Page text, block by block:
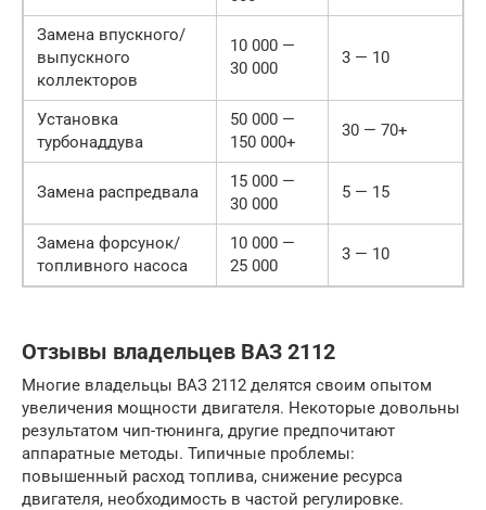
Замена впускного/
выпускного
коллекторов
10 000 —
30 000
3 — 10
Установка
турбонаддува
50 000 —
150 000+
30 — 70+
Замена распредвала
15 000 —
30 000
5 — 15
Замена форсунок/
топливного насоса
10 000 —
25 000
3 — 10
Отзывы владельцев ВАЗ 2112
Многие владельцы ВАЗ 2112 делятся своим опытом
увеличения мощности двигателя. Некоторые довольны
результатом чип-тюнинга, другие предпочитают
аппаратные методы. Типичные проблемы:
повышенный расход топлива, снижение ресурса
двигателя, необходимость в частой регулировке.